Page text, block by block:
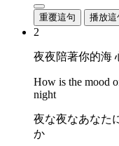
重覆這句 播放這
2
夜夜陪著你的海
How is the mood
night
夜な夜なあなた
か